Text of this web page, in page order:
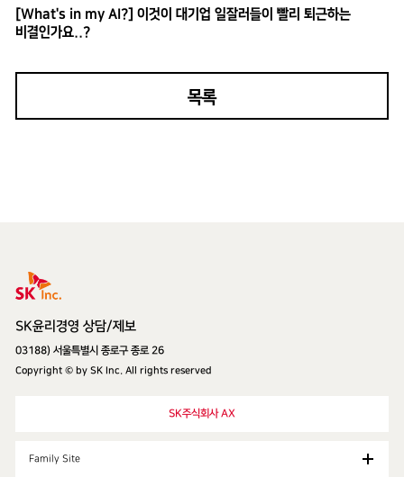
[What's in my AI?] 이것이 대기업 일잘러들이 빨리 퇴근하는
비결인가요..?
목록
SK주식회사
SK윤리경영 상담/제보
03188) 서울특별시 종로구 종로 26
Copyright © by SK Inc. All rights reserved
SK주식회사 AX
Family Site